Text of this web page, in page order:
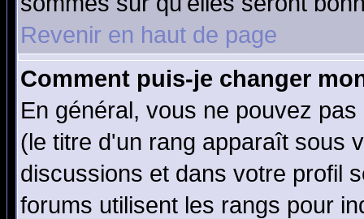
Revenir en haut de page
Comment puis-je changer
En général, vous ne pouvez
(le titre d'un rang apparaît sous
discussions et dans votre profil
forums utilisent les rangs pour